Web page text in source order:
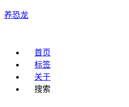
养恐龙
首页
标签
关于
搜索